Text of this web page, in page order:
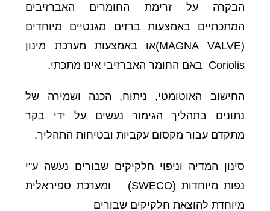
הבקרה על זרימת החומרים האברזיבים
המתכתיים באמצעות ברזים מגנטיים מיוחדים
(MAGNA VALVE)או באמצעות מערכת מינון
Coriolis באם החומר האברזיבי אינו מתכתי.
החישוב האוטומטי, ניתוח, הכנה ושמירה של
נתונים בתהליך הגימור נעשים על ידי בקר
מתקדם עבור מקסום עקביות ובטיחות התהליך.
סינון המדיה וניפוי חלקיקים שבורים נעשה ע"י
נפות מיוחדות (SWECO) ומערכת ספיראלית
מיוחדת להוצאת חלקיקים שבורים